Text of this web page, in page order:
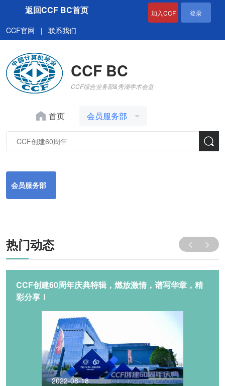
返回CCF BC首页 加入CCF 登录
CCF官网 | 联系我们
CCF BC
CCF综合业务部&秀湖学术会堂
首页 会员服务部
会员服务部
热门动态
CCF创建60周年庆典特辑，燃放激情，谱写华章，精
彩分享！
2022-08-18